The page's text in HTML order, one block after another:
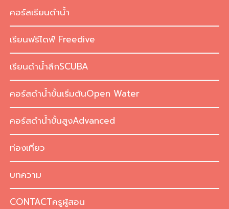
content
คอร์สเรียนดำน้ำ
เรียนฟรีไดฟ์ Freedive
เรียนดำน้ำลึกSCUBA
คอร์สดำน้ำขั้นเริ่มต้นOpen Water
คอร์สดำน้ำขั้นสูงAdvanced
ท่องเที่ยว
บทความ
CONTACTครูผู้สอน